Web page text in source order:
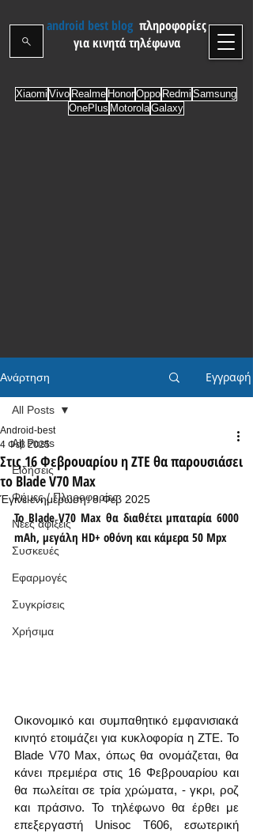
android best blog πληροφορίες
για κινητά τηλέφωνα
Xiaomi Vivo Realme HonorOppo Redmi Samsung
OnePlus MotorolaGalaxy
Ανάρτηση Εγγραφή
All Posts
Ειδήσεις
Φήμες / Πληροφορίες
Νέες αφίξεις
Συσκευές
Εφαρμογές
Συγκρίσεις
Χρήσιμα
All Posts
Στις 16 Φεβρουαρίου η ZTE θα παρουσιάσει
το Blade V70 Max
Android-best
4 Φεβ 2025
Έγινε ενημέρωση:8 Φεβ 2025
Το Blade V70 Max θα διαθέτει μπαταρία 6000
mAh, μεγάλη HD+ οθόνη και κάμερα 50 Mpx
Οικονομικό και συμπαθητικό εμφανισιακά
κινητό ετοιμάζει για κυκλοφορία η ZTE. Το
Blade V70 Max, όπως θα ονομάζεται, θα
κάνει πρεμιέρα στις 16 Φεβρουαρίου και
θα πωλείται σε τρία χρώματα, - γκρι, ροζ
και πράσινο. Το τηλέφωνο θα έρθει με
επεξεργαστή Unisoc T606, εσωτερική